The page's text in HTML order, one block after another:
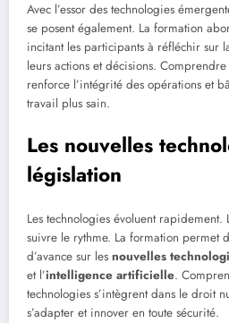
Avec l’essor des technologies
se posent également. La formation
incitant les participants à réfléchir sur
leurs actions et décisions.
renforce l’intégrité des opérations et
travail plus sain.
Les nouvelles
législation
Les technologies évoluent
suivre le rythme. La formation permet
d’avance sur les nouvelles
et l’intelligence artificielle.
technologies s’intègrent dans le droit
s’adapter et innover en toute sécurité.